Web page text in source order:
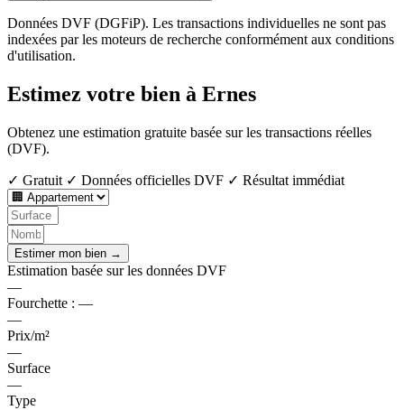
Données DVF (DGFiP). Les transactions individuelles ne sont pas
indexées par les moteurs de recherche conformément aux conditions
d'utilisation.
Estimez votre bien à Ernes
Obtenez une estimation gratuite basée sur les transactions réelles
(DVF).
✓ Gratuit ✓ Données officielles DVF ✓ Résultat immédiat
Estimer mon bien →
Estimation basée sur les données DVF
—
Fourchette : —
—
Prix/m²
—
Surface
—
Type